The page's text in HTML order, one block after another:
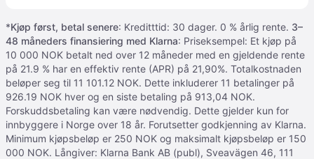
*Kjøp først, betal senere: Kreditttid: 30 dager. 0 % årlig rente. 3–
48 måneders finansiering med Klarna: Priseksempel: Et kjøp på
10 000 NOK betalt ned over 12 måneder med en gjeldende rente
på 21.9 % har en effektiv rente (APR) på 21,90%. Totalkostnaden
beløper seg til 11 101.12 NOK. Dette inkluderer 11 betalinger på
926.19 NOK hver og en siste betaling på 913,04 NOK.
Forskuddsbetaling kan være nødvendig. Dette gjelder kun for
innbyggere i Norge over 18 år. Forutsetter godkjenning av Klarna.
Minimum kjøpsbeløp er 250 NOK og maksimalt kjøpsbeløp er 150
000 NOK. Långiver: Klarna Bank AB (publ), Sveavägen 46, 111